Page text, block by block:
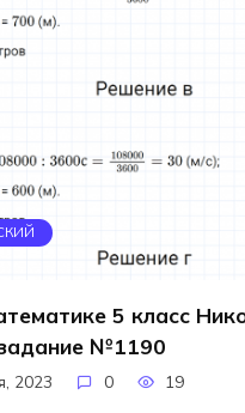
5 класс
№1190
2023 0 19